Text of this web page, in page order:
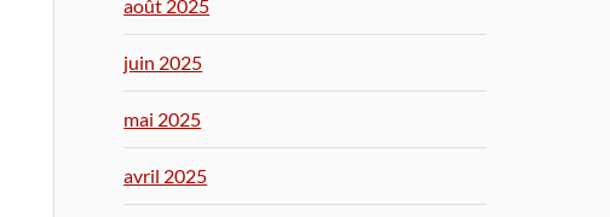
août 2025
juin 2025
mai 2025
avril 2025